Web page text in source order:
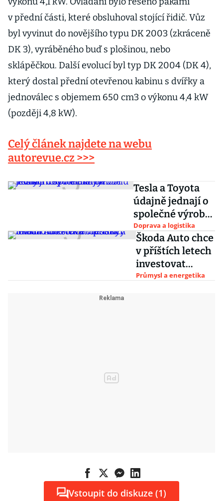
v přední části, které obsluhoval stojící řidič. Vůz
byl vyvinut do novějšího typu DK 2003 (zkráceně
DK 3), vyráběného buď s plošinou, nebo
sklápěčkou. Další evolucí byl typ DK 2004 (DK 4),
který dostal přední otevřenou kabinu s dvířky a
jednoválec s objemem 650 cm3 o výkonu 4,4 kW
(později 4,8 kW).
Celý článek najdete na webu
autorevue.cz >>>
Tesla a Toyota
údajně jednají o
společné výrobě
levných SUV
elektromobilů
Doprava a logistika
Škoda Auto chce
v příštích letech
investovat
desítky miliard
Průmysl a energetika
Vstoupit do diskuze (1)